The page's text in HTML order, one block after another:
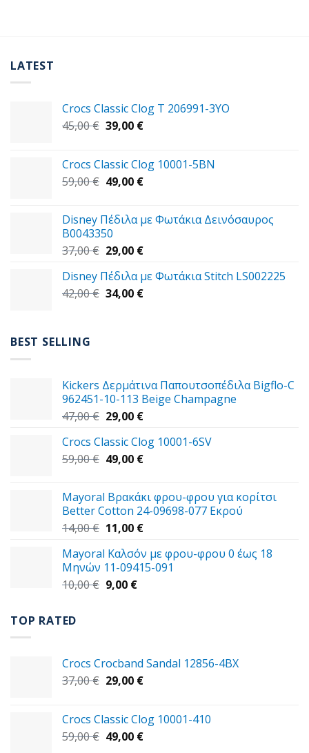
LATEST
Crocs Classic Clog T 206991-3YΟ
45,00€ Original
45,00 €.
39,00 €Η
είναι:
39,00 €.
Crocs Classic Clog 10001-5BN
59,00€ Original
59,00 €.
49,00 €Η
είναι:
Disney Πέδιλα με Φωτάκια Δεινόσαυρος
B0043350
37,00€ Original
was:
37,00 €.
29,00 €Η
τιμή
είναι:
Disney Πέδιλα με Φωτάκια Stitch LS002225
42,00€ Original
34,00 €Η
BEST SELLING
Kickers Δερμάτινα Παπουτσοπέδιλα Bigflo-C
962451-10-113 Beige Champagne
47,00€ Original
was:
47,00 €.
29,00 €Η
τιμή
είναι:
Crocs Classic Clog 10001-6SV
59,00€ Original
59,00 €.
49,00 €Η
είναι:
49,00 €.
Mayoral Βρακάκι φρου-φρου για κορίτσι
Better Cotton 24-09698-077 Εκρού
14,00€ Original
was:
14,00 €.
11,00 €Η
τιμή
είναι:
Mayoral Καλσόν με φρου-φρου 0 έως 18
Μηνών 11-09415-091
10,00€ Original
9,00 €Η
TOP RATED
Crocs Crocband Sandal 12856-4BX
37,00€ Original
37,00 €.
29,00 €Η
είναι:
29,00 €.
Crocs Classic Clog 10001-410
59,00€ Original
49,00 €Η